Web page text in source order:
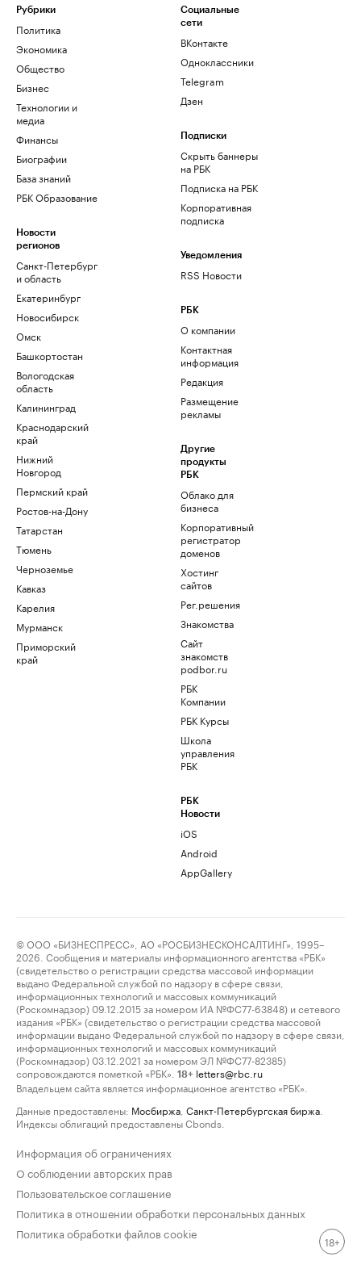
Рубрики
Политика
Экономика
Общество
Бизнес
Технологии и
медиа
Финансы
Биографии
База знаний
РБК Образование
Новости
регионов
Санкт-Петербург
и область
Екатеринбург
Новосибирск
Омск
Башкортостан
Вологодская
область
Калининград
Краснодарский
край
Нижний
Новгород
Пермский край
Ростов-на-Дону
Татарстан
Тюмень
Черноземье
Кавказ
Карелия
Мурманск
Приморский
край
Социальные
сети
ВКонтакте
Одноклассники
Telegram
Дзен
Подписки
Скрыть баннеры
на РБК
Подписка на РБК
Корпоративная
подписка
Уведомления
RSS Новости
РБК
О компании
Контактная
информация
Редакция
Размещение
рекламы
Другие
продукты
РБК
Облако для
бизнеса
Корпоративный
регистратор
доменов
Хостинг
сайтов
Рег.решения
Знакомства
Сайт
знакомств
podbor.ru
РБК
Компании
РБК Курсы
Школа
управления
РБК
РБК
Новости
iOS
Android
AppGallery
© ООО «БИЗНЕСПРЕСС», АО «РОСБИЗНЕСКОНСАЛТИНГ», 1995–
2026. Сообщения и материалы информационного агентства «РБК»
(свидетельство о регистрации средства массовой информации
выдано Федеральной службой по надзору в сфере связи,
информационных технологий и массовых коммуникаций
(Роскомнадзор) 09.12.2015 за номером ИА №ФС77-63848) и сетевого
издания «РБК» (свидетельство о регистрации средства массовой
информации выдано Федеральной службой по надзору в сфере связи,
информационных технологий и массовых коммуникаций
(Роскомнадзор) 03.12.2021 за номером ЭЛ №ФС77-82385)
сопровождаются пометкой «РБК».
18+ letters@rbc.ru
Владельцем сайта является информационное агентство «РБК».
Данные предоставлены: Мосбиржа Санкт-Петербургская биржа
Индексы облигаций предоставлены Cbonds.
Информация об ограничениях
О соблюдении авторских прав
Пользовательское соглашение
Политика в отношении обработки персональных данных
Политика обработки файлов cookie
18+